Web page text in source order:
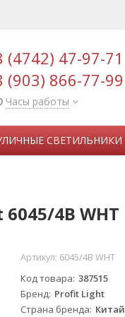
(4742) 47-97-71
(903) 866-77-99
Часы работы
СВЕТИЛЬНИКИ
4B WHT
Артикул: 6045/4B WHT
Код товара 387515
Бренд Profit Light
Страна бренда Китай